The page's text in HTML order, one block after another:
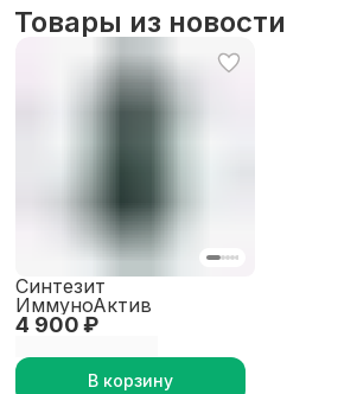
Товары из новости
4 900 ₽
Синтезит
ИммуноАктив
В корзину